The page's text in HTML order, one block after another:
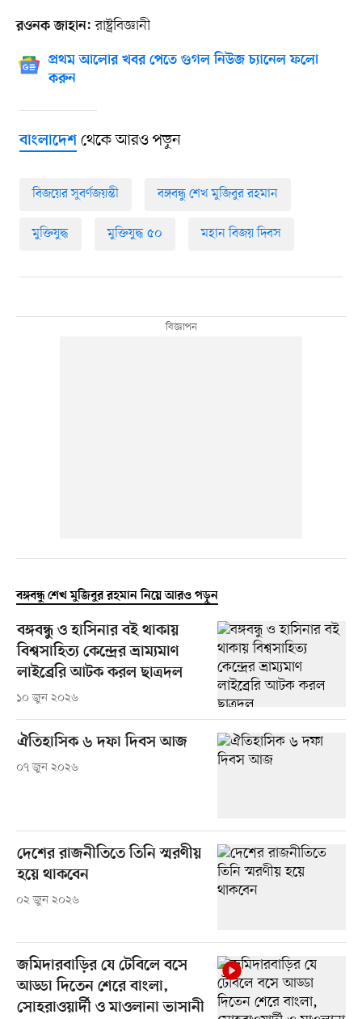
রওনক জাহান:রাষ্ট্রবিজ্ঞানী
প্রথম আলোর খবর পেতে গুগল নিউজ চ্যানেল ফলো
করুন
বাংলাদেশথেকে আরও পড়ুন
বিজয়ের সুবর্ণজয়ন্তী বঙ্গবন্ধু শেখ মুজিবুর রহমান
মুক্তিযুদ্ধ মুক্তিযুদ্ধ ৫০ মহান বিজয় দিবস
বঙ্গবন্ধু শেখ মুজিবুর রহমান নিয়ে আরও পড়ুন
বঙ্গবন্ধু ও হাসিনার বই থাকায়
বিশ্বসাহিত্য কেন্দ্রের ভ্রাম্যমাণ
লাইব্রেরি আটক করল ছাত্রদল
১০ জুন ২০২৬
ঐতিহাসিক ৬ দফা দিবস আজ
০৭ জুন ২০২৬
দেশের রাজনীতিতে তিনি স্মরণীয়
হয়ে থাকবেন
০২ জুন ২০২৬
জমিদারবাড়ির যে টেবিলে বসে
আড্ডা দিতেন শেরে বাংলা,
সোহরাওয়ার্দী ও মাওলানা ভাসানী